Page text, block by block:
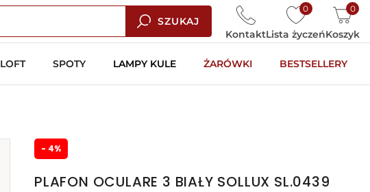
SZUKAJ
0
Lista życzeń
0
Koszyk
Kontakt
LOFT SPOTY LAMPY KULE ŻARÓWKI BESTSELLERY
- 4%
PLAFON OCULARE 3 BIAŁY SOLLUX SL.0439